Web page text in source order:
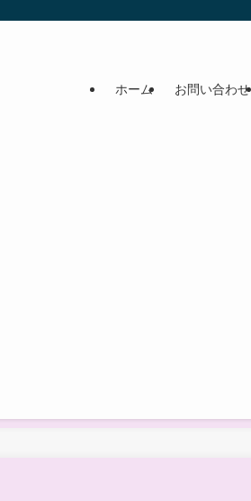
ホーム お問い合わせ